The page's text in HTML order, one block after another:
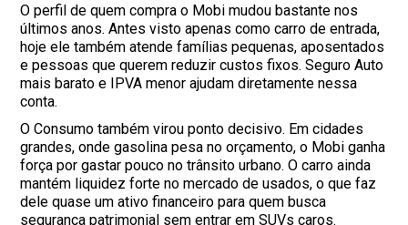
O perfil de quem compra o Mobi mudou bastante nos
últimos anos. Antes visto apenas como carro de entrada,
hoje ele também atende famílias pequenas, aposentados
e pessoas que querem reduzir custos fixos. Seguro Auto
mais barato e IPVA menor ajudam diretamente nessa
conta.
O Consumo também virou ponto decisivo. Em cidades
grandes, onde gasolina pesa no orçamento, o Mobi ganha
força por gastar pouco no trânsito urbano. O carro ainda
mantém liquidez forte no mercado de usados, o que faz
dele quase um ativo financeiro para quem busca
segurança patrimonial sem entrar em SUVs caros.